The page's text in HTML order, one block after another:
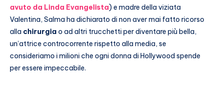
avuto da Linda Evangelista) e madre della viziata
Valentina, Salma ha dichiarato di non aver mai fatto ricorso
alla chirurgia o ad altri trucchetti per diventare più bella,
un’attrice controcorrente rispetto alla media, se
consideriamo i milioni che ogni donna di Hollywood spende
per essere impeccabile.